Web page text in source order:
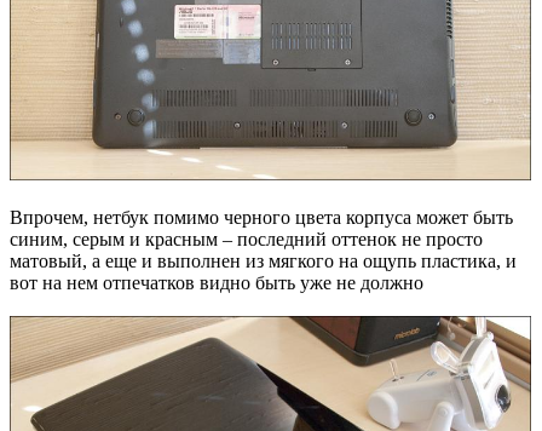
Впрочем, нетбук помимо черного цвета корпуса может быть
синим, серым и красным – последний оттенок не просто
матовый, а еще и выполнен из мягкого на ощупь пластика, и
вот на нем отпечатков видно быть уже не должно